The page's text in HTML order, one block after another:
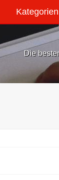
Kategorien
Die